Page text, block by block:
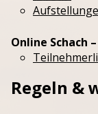
Online Schach
Regeln &